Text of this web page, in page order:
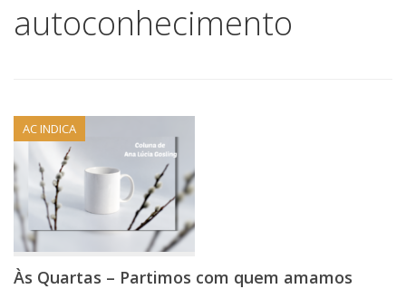
autoconhecimento
AC INDICA
Às Quartas – Partimos com quem amamos